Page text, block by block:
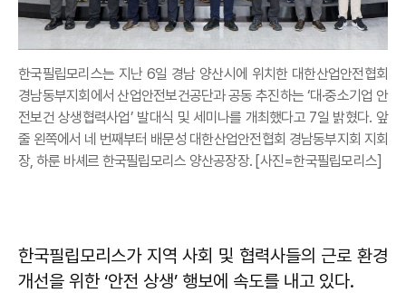
한국필립모리스는 지난 6일 경남 양산시에 위치한 대한산업안전협회
경남동부지회에서 산업안전보건공단과 공동 추진하는 ‘대·중소기업 안
전보건 상생협력사업’ 발대식 및 세미나를 개최했다고 7일 밝혔다. 앞
줄 왼쪽에서 네 번째부터 배문성 대한산업안전협회 경남동부지회 지회
장, 하룬 바셰르 한국필립모리스 양산공장장. [사진=한국필립모리스]
한국필립모리스가 지역 사회 및 협력사들의 근로 환경
개선을 위한 ‘안전 상생’ 행보에 속도를 내고 있다.